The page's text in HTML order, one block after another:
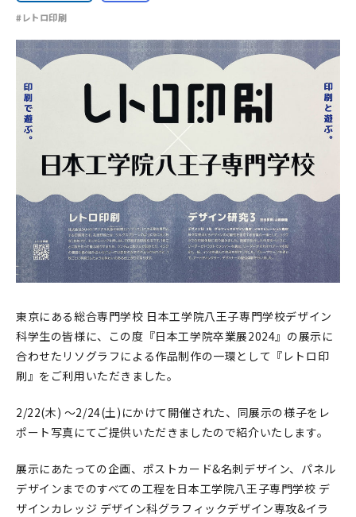
印刷見本
シルクスクリーン
紙
本
雑貨
はんこ
JAMグッズ
在庫限り
#レトロ印刷
東京にある総合専門学校 日本工学院八王子専門学校デザイン
科学生の皆様に、この度『日本工学院卒業展2024』の展示に
合わせたリソグラフによる作品制作の一環として『レトロ印
刷』をご利用いただきました。
2/22(木) 〜2/24(土)にかけて開催された、同展示の様子をレ
ポート写真にてご提供いただきましたので紹介いたします。
展示にあたっての企画、ポストカード&名刺デザイン、パネル
デザインまでのすべての工程を日本工学院八王子専門学校 デ
ザインカレッジ デザイン科グラフィックデザイン専攻&イラ